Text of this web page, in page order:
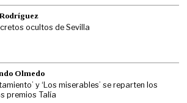
ocultos de Sevilla
Olmedo
y ‘Los miserables’ se reparten los
premios Talía